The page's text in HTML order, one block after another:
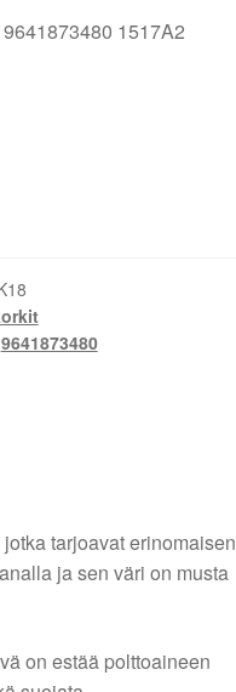
1517A2
9641873480
tarjoavat erinomaisen
ja sen väri on musta
on estää polttoaineen